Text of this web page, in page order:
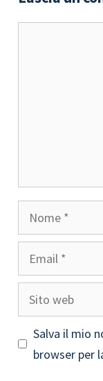
Nome
Email
Sito
web
Salva il mio
browser per